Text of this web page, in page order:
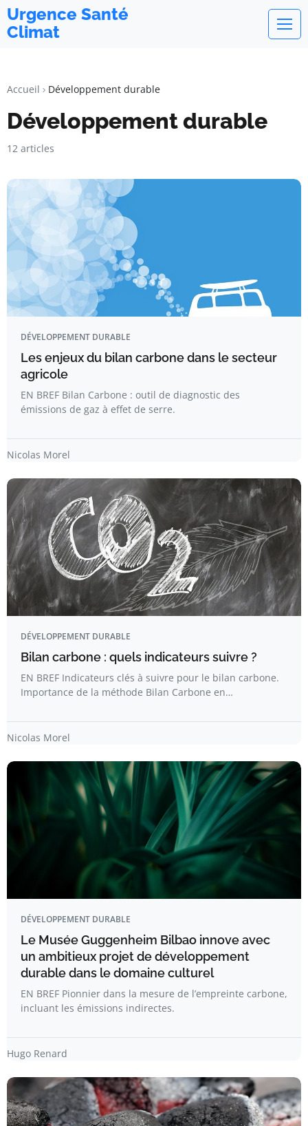
Urgence Santé
Climat
Accueil Développement durable
Développement durable
12 articles
DÉVELOPPEMENT DURABLE
Les enjeux du bilan carbone dans le secteur
agricole
EN BREF Bilan Carbone : outil de diagnostic des
émissions de gaz à effet de serre.
Nicolas Morel
DÉVELOPPEMENT DURABLE
Bilan carbone : quels indicateurs suivre ?
EN BREF Indicateurs clés à suivre pour le bilan carbone.
Importance de la méthode Bilan Carbone en…
Nicolas Morel
DÉVELOPPEMENT DURABLE
Le Musée Guggenheim Bilbao innove avec
un ambitieux projet de développement
durable dans le domaine culturel
EN BREF Pionnier dans la mesure de l’empreinte carbone,
incluant les émissions indirectes.
Hugo Renard